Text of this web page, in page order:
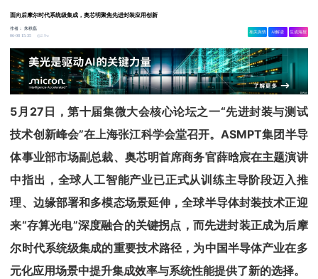
面向后摩尔时代系统级集成，奥芯明聚焦先进封装应用创新
作者：朱秩磊
06-08 15:35
2.9w
相关舆情 AI解读 生成海报
5月27日，第十届集微大会核心论坛之一“先进封装与测试
技术创新峰会”在上海张江科学会堂召开。ASMPT集团半导
体事业部市场副总裁、奥芯明首席商务官薛晗宸在主题演讲
中指出，全球人工智能产业已正式从训练主导阶段迈入推
理、边缘部署和多模态场景延伸，全球半导体封装技术正迎
来“存算光电”深度融合的关键拐点，而先进封装正成为后摩
尔时代系统级集成的重要技术路径，为中国半导体产业在多
元化应用场景中提升集成效率与系统性能提供了新的选择。